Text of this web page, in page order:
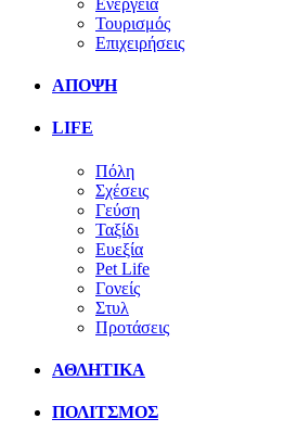
Τουρισμός
Επιχειρήσεις
ΑΠΟΨΗ
LIFE
Πόλη
Σχέσεις
Γεύση
Ταξίδι
Ευεξία
Pet Life
Γονείς
Στυλ
Προτάσεις
ΑΘΛΗΤΙΚΑ
ΠΟΛΙΤΣΜΟΣ